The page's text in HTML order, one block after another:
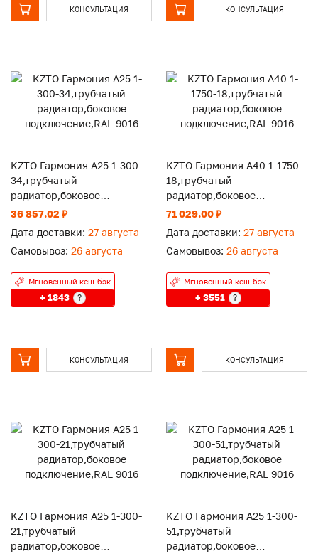
КОНСУЛЬТАЦИЯ КОНСУЛЬТАЦИЯ
KZTO Гармония А25 1-300-
34,трубчатый
радиатор,боковое
подключение,RAL 9016
36 857.02 ₽
Дата доставки: 27 августа
Самовывоз: 26 августа
Мгновенный кеш-бэк
+ 1843 ?
КОНСУЛЬТАЦИЯ
KZTO Гармония А40 1-1750-
18,трубчатый
радиатор,боковое
подключение,RAL 9016
71 029.00 ₽
Дата доставки: 27 августа
Самовывоз: 26 августа
Мгновенный кеш-бэк
+ 3551 ?
КОНСУЛЬТАЦИЯ
KZTO Гармония А25 1-300-
21,трубчатый
радиатор,боковое
KZTO Гармония А25 1-300-
51,трубчатый
радиатор,боковое